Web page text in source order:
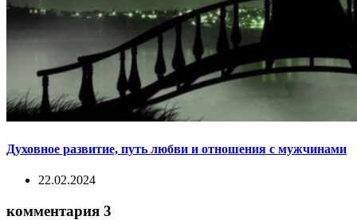
Духовное развитие, путь любви и отношения с мужчинами
22.02.2024
комментария 3